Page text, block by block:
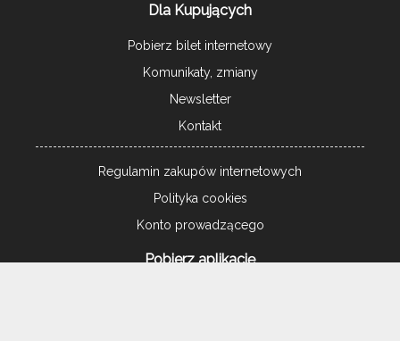
Dla Kupujących
Pobierz bilet internetowy
Komunikaty, zmiany
Newsletter
Kontakt
Regulamin zakupów internetowych
Polityka cookies
Konto prowadzącego
Pobierz aplikację